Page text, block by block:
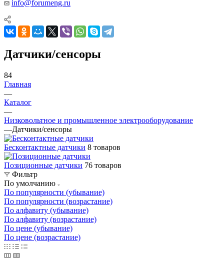
info@forumeng.ru
Датчики/сенсоры
84
Главная
—
Каталог
—
Низковольтное и промышленное электрооборудование
—Датчики/сенсоры
Бесконтактные датчики 8 товаров
Позиционные датчики 76 товаров
Фильтр
По умолчанию
По популярности (убывание)
По популярности (возрастание)
По алфавиту (убывание)
По алфавиту (возрастание)
По цене (убывание)
По цене (возрастание)